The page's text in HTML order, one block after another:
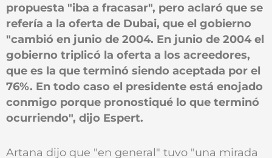
propuesta "iba a fracasar", pero aclaró que se
refería a la oferta de Dubai, que el gobierno
"cambió en junio de 2004. En junio de 2004 el
gobierno triplicó la oferta a los acreedores,
que es la que terminó siendo aceptada por el
76%. En todo caso el presidente está enojado
conmigo porque pronostiqué lo que terminó
ocurriendo", dijo Espert.
Artana dijo que "en general" tuvo "una mirada